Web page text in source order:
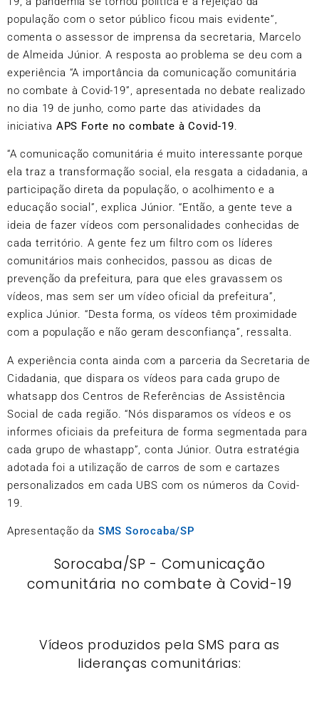
população com o setor público ficou mais evidente”,
comenta o assessor de imprensa da secretaria, Marcelo
de Almeida Júnior. A resposta ao problema se deu com a
experiência “A importância da comunicação comunitária
no combate à Covid-19”, apresentada no debate realizado
no dia 19 de junho, como parte das atividades da
iniciativa APS Forte no combate à Covid-19.
“A comunicação comunitária é muito interessante porque
ela traz a transformação social, ela resgata a cidadania, a
participação direta da população, o acolhimento e a
educação social”, explica Júnior. “Então, a gente teve a
ideia de fazer vídeos com personalidades conhecidas de
cada território. A gente fez um filtro com os líderes
comunitários mais conhecidos, passou as dicas de
prevenção da prefeitura, para que eles gravassem os
vídeos, mas sem ser um vídeo oficial da prefeitura”,
explica Júnior. “Desta forma, os vídeos têm proximidade
com a população e não geram desconfiança”, ressalta.
A experiência conta ainda com a parceria da Secretaria de
Cidadania, que dispara os vídeos para cada grupo de
whatsapp dos Centros de Referências de Assistência
Social de cada região. “Nós disparamos os vídeos e os
informes oficiais da prefeitura de forma segmentada para
cada grupo de whastapp”, conta Júnior. Outra estratégia
adotada foi a utilização de carros de som e cartazes
personalizados em cada UBS com os números da Covid-
19.
Apresentação da SMS Sorocaba/SP
Sorocaba/SP - Comunicação
comunitária no combate à Covid-19
Vídeos produzidos pela SMS para as
lideranças comunitárias: